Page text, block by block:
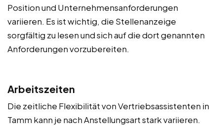
Position und Unternehmensanforderungen
variieren. Es ist wichtig, die Stellenanzeige
sorgfältig zu lesen und sich auf die dort genannten
Anforderungen vorzubereiten.
Arbeitszeiten
Die zeitliche Flexibilität von Vertriebsassistenten in
Tamm kann je nach Anstellungsart stark variieren.